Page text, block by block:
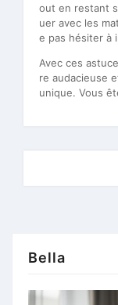
out en restant
uer avec les
e pas hésiter à
Avec ces
re audacieuse
unique. Vous
Bella